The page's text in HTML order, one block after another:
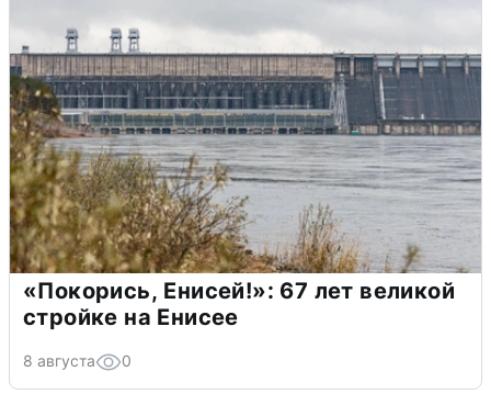
«Покорись, Енисей!»: 67 лет великой
стройке на Енисее
8 августа 0